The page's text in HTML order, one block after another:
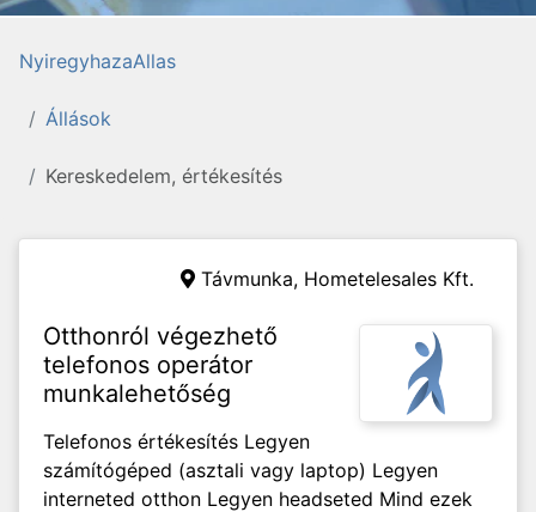
NyiregyhazaAllas
Állások
Kereskedelem, értékesítés
Távmunka, Hometelesales Kft.
Otthonról végezhető
telefonos operátor
munkalehetőség
Telefonos értékesítés Legyen
számítógéped (asztali vagy laptop) Legyen
interneted otthon Legyen headseted Mind ezek